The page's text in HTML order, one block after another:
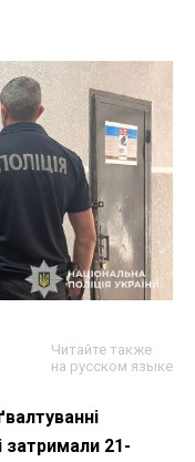
Читайте также
на русском языке
затримали 21-